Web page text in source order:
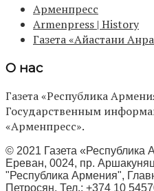
Арменпресс
Armenpress | History
Газета «Айастани
О нас
Газета «Республика
Государственным
«Арменпресс».
© 2021 Газета «Республика
Ереван, 0024, пр.
"Республика Армения",
Петросян, Тел.: +374 10